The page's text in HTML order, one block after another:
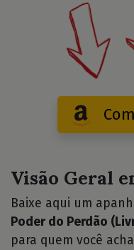
Visão Geral
Baixe aqui um
Poder do Perdão
para quem você